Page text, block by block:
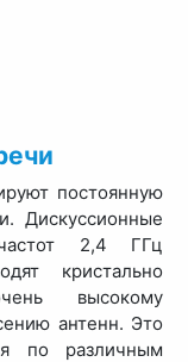
постоянную
Дискуссионные
2,4 ГГц
кристально
высокому
антенн. Это
по различным